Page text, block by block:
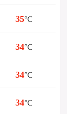
35°C
34°C
34°C
34°C